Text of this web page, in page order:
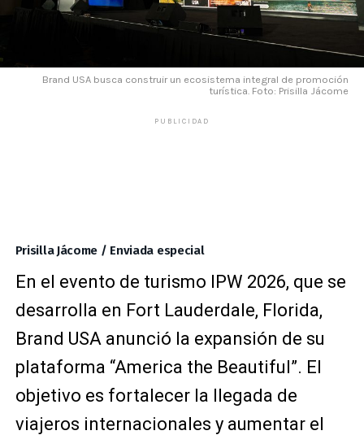
Brand USA busca construir un ecosistema integral de promoción
turística. Foto: Prisilla Jácome
PUBLICIDAD
Prisilla Jácome / Enviada especial
En el evento de turismo IPW 2026, que se
desarrolla en Fort Lauderdale, Florida,
Brand USA anunció la expansión de su
plataforma “America the Beautiful”. El
objetivo es fortalecer la llegada de
viajeros internacionales y aumentar el